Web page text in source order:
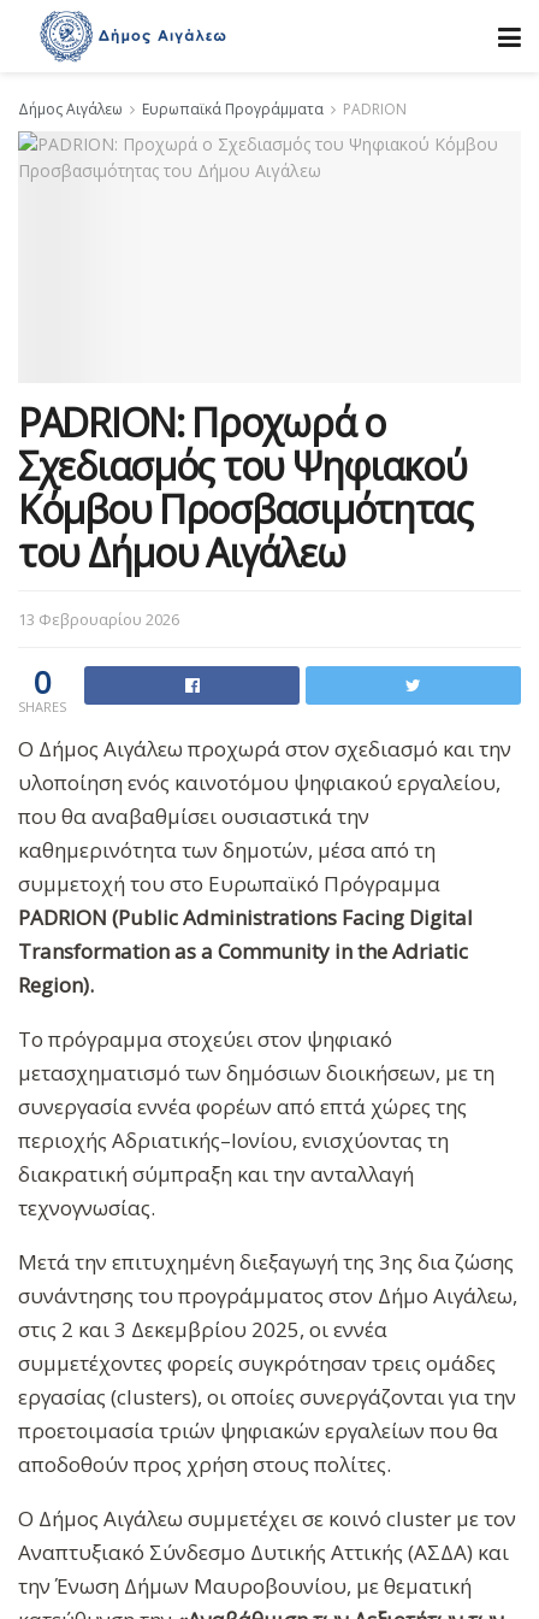
Δήμος Αιγάλεω Ευρωπαϊκά Προγράμματα PADRION
PADRION: Προχωρά ο
Σχεδιασμός του Ψηφιακού
Κόμβου Προσβασιμότητας
του Δήμου Αιγάλεω
13 Φεβρουαρίου 2026
0
SHARES
Ο Δήμος Αιγάλεω προχωρά στον σχεδιασμό και την
υλοποίηση ενός καινοτόμου ψηφιακού εργαλείου,
που θα αναβαθμίσει ουσιαστικά την
καθημερινότητα των δημοτών, μέσα από τη
συμμετοχή του στο Ευρωπαϊκό Πρόγραμμα
PADRION (Public Administrations Facing Digital
Transformation as a Community in the Adriatic
Region).
Το πρόγραμμα στοχεύει στον ψηφιακό
μετασχηματισμό των δημόσιων διοικήσεων, με τη
συνεργασία εννέα φορέων από επτά χώρες της
περιοχής Αδριατικής–Ιονίου, ενισχύοντας τη
διακρατική σύμπραξη και την ανταλλαγή
τεχνογνωσίας.
Μετά την επιτυχημένη διεξαγωγή της 3ης δια ζώσης
συνάντησης του προγράμματος στον Δήμο Αιγάλεω,
στις 2 και 3 Δεκεμβρίου 2025, οι εννέα
συμμετέχοντες φορείς συγκρότησαν τρεις ομάδες
εργασίας (clusters), οι οποίες συνεργάζονται για την
προετοιμασία τριών ψηφιακών εργαλείων που θα
αποδοθούν προς χρήση στους πολίτες.
Ο Δήμος Αιγάλεω συμμετέχει σε κοινό cluster με τον
Αναπτυξιακό Σύνδεσμο Δυτικής Αττικής (ΑΣΔΑ) και
την Ένωση Δήμων Μαυροβουνίου, με θεματική